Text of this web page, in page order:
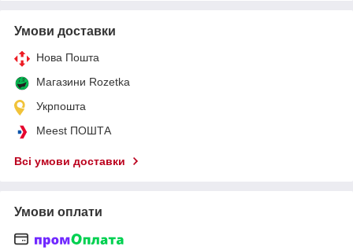
Умови доставки
Нова Пошта
Магазини Rozetka
Укрпошта
Meest ПОШТА
Всі умови доставки
Умови оплати